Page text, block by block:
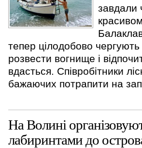
завдали
тепер цілодобово
розвести вогнище і
вдасться. Співробітники
бажаючих потрапити на
На Волині
лабиринтами до